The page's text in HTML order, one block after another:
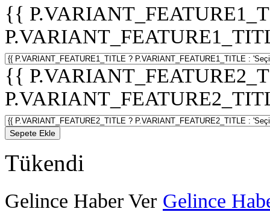
{{
{{
Sepete Ekle
Tükendi
Gelince Haber Ver Gelince